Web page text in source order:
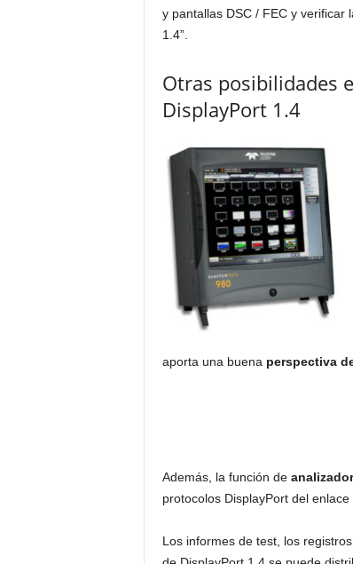
y pantallas DSC / FEC y verificar
1.4”.
Otras posibilidades
DisplayPort 1.4
aporta una buena perspectiva
Además, la función de
protocolos DisplayPort del
Los informes de test, los